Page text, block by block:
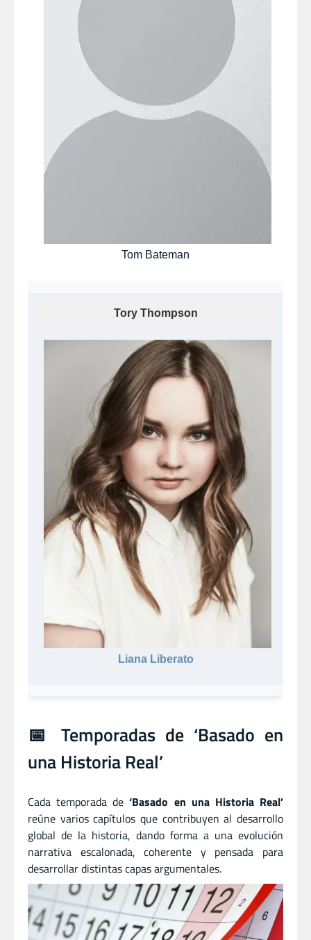
Tom Bateman
Tory Thompson
Liana Liberato
📅 Temporadas de ‘Basado en
una Historia Real’
Cada temporada de‘Basado en una Historia Real’
reúne varios capítulos que contribuyen al desarrollo
global de la historia, dando forma a una evolución
narrativa escalonada, coherente y pensada para
desarrollar distintas capas argumentales.